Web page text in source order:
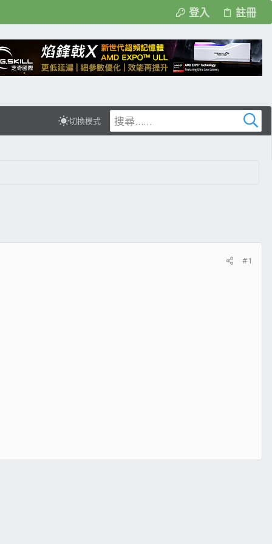
登入 註冊
切換模式
#1